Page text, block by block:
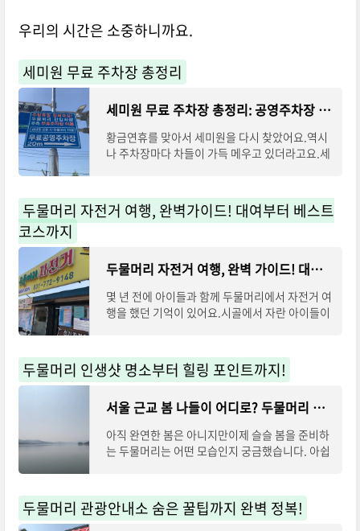
우리의 시간은 소중하니까요.
세미원 무료 주차장 총정리
세미원 무료 주차장 총정리: 공영주차장 위치 + 연휴 당일 실후기
황금연휴를 맞아서 세미원을 다시 찾았어요.역시
나 주차장마다 차들이 가득 메우고 있더라고요.세
두물머리 자전거 여행, 완벽가이드! 대여부터 베스트
코스까지
두물머리 자전거 여행, 완벽 가이드! 대여부터 베스트 코스까지
몇 년 전에 아이들과 함께 두물머리에서 자전거 여
행을 했던 기억이 있어요.시골에서 자란 아이들이
두물머리 인생샷 명소부터 힐링 포인트까지!
서울 근교 봄 나들이 어디로? 두물머리 인생샷 명소부터 힐링 포인트까지!
아직 완연한 봄은 아니지만이제 슬슬 봄을 준비하
는 두물머리는 어떤 모습인지 궁금했습니다. 아쉽
두물머리 관광안내소 숨은 꿀팁까지 완벽 정복!